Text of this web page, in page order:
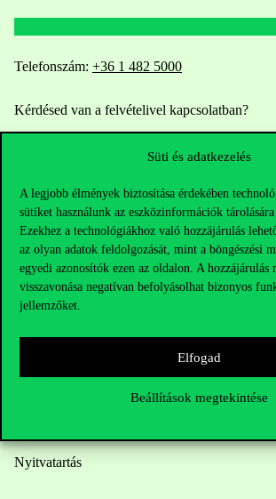
Süti és adatkezelés
A legjobb élmények biztosítása érdekében
sütiket használunk az eszközinformációk tárolására
Ezekhez a technológiákhoz való hozzájárulás
az olyan adatok feldolgozását, mint a böngészési
egyedi azonosítók ezen az oldalon. A hozzájárulás
visszavonása negatívan befolyásolhat bizonyos
jellemzőket.
Elfogad
Beállítások megtekintése
Telefonszám: +36 1 482 5000
Kérdésed van a felvételivel kapcsolatban?
HUB jelenlegi hallgatóinknak
Sajtó:press@uni-corvinus.hu
Nyitvatartás